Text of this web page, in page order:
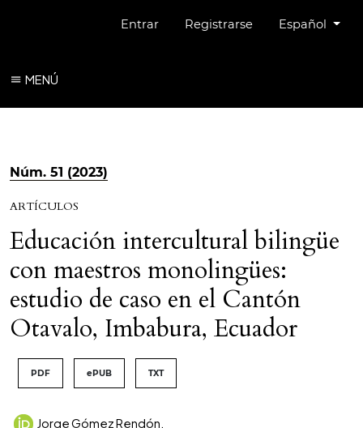
Entrar Registrarse Cambiar el
Español
MENÚ
Núm. 51 (2023)
ARTÍCULOS
Educación intercultural bilingüe
con maestros monolingües:
estudio de caso en el Cantón
Otavalo, Imbabura, Ecuador
PDF ePUB TXT
Jorge Gómez Rendón,